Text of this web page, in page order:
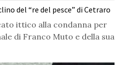
del “re del pesce” di Cetraro
ittico alla condanna per
di Franco Muto e della sua